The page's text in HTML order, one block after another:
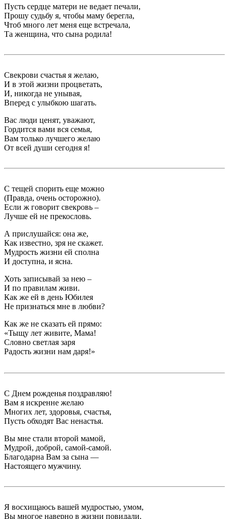
Пусть сердце матери не ведает печали,
Прошу судьбу я, чтобы маму берегла,
Чтоб много лет меня еще встречала,
Та женщина, что сына родила!
Свекрови счастья я желаю,
И в этой жизни процветать,
И, никогда не унывая,
Вперед с улыбкою шагать.
Вас люди ценят, уважают,
Гордится вами вся семья,
Вам только лучшего желаю
От всей души сегодня я!
С тещей спорить еще можно
(Правда, очень осторожно).
Если ж говорит свекровь –
Лучше ей не прекословь.
А прислушайся: она же,
Как известно, зря не скажет.
Мудрость жизни ей сполна
И доступна, и ясна.
Хоть записывай за нею –
И по правилам живи.
Как же ей в день Юбилея
Не признаться мне в любви?
Как же не сказать ей прямо:
«Тыщу лет живите, Мама!
Словно светлая заря
Радость жизни нам даря!»
С Днем рожденья поздравляю!
Вам я искренне желаю
Многих лет, здоровья, счастья,
Пусть обходят Вас ненастья.
Вы мне стали второй мамой,
Мудрой, доброй, самой-самой.
Благодарна Вам за сына —
Настоящего мужчину.
Я восхищаюсь вашей мудростью, умом,
Вы многое наверно в жизни повидали.